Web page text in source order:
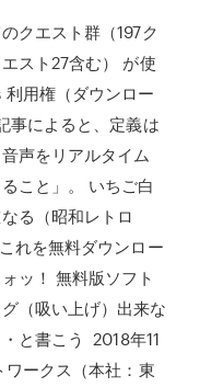
クエスト群（197ク
スト27含む） が使
用権（ダウンロー
事によると、定義は
声をリアルタイム
こと」。 いちご白
る（昭和レトロ
れを無料ダウンロー
ッ！ 無料版ソフト
（吸い上げ）出来な
と書こう 2018年11
ワークス（本社：東